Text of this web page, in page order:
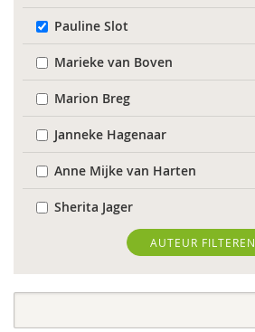
Pauline Slot
Marieke van Boven
Marion Breg
Janneke Hagenaar
Anne Mijke van Harten
Sherita Jager
Jelka Matlung
Ellis van der Meulen
AUTEUR FILTEREN